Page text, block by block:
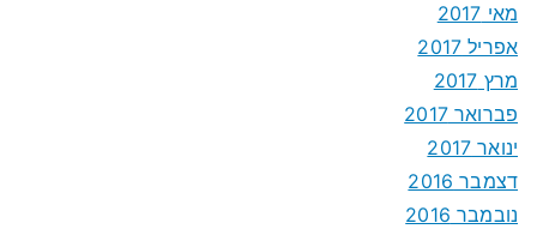
מאי 2017
אפריל 2017
מרץ 2017
פברואר 2017
ינואר 2017
דצמבר 2016
נובמבר 2016